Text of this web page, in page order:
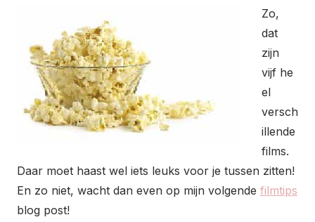
Zo,
dat
zijn
vijf he
el
versch
illende
films.
Daar moet haast wel iets leuks voor je tussen zitten!
En zo niet, wacht dan even op mijn volgende filmtips
blog post!